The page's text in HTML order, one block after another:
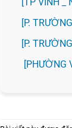
[P.
️[P.
[PHƯỜNG